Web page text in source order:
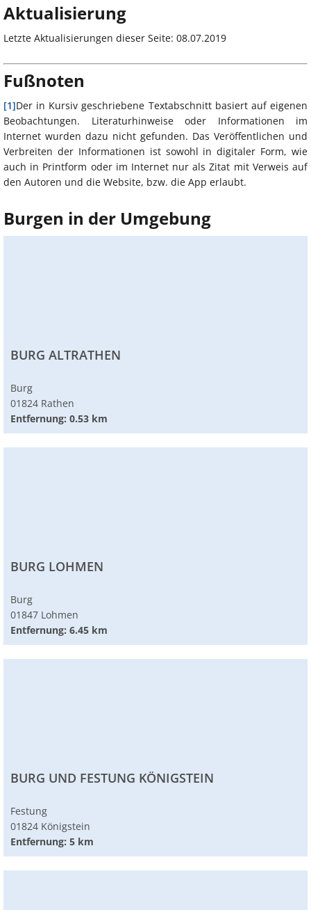
Aktualisierung
Letzte Aktualisierungen dieser Seite: 08.07.2019
Fußnoten
[1]Der in Kursiv geschriebene Textabschnitt basiert auf eigenen
Beobachtungen. Literaturhinweise oder Informationen im
Internet wurden dazu nicht gefunden. Das Veröffentlichen und
Verbreiten der Informationen ist sowohl in digitaler Form, wie
auch in Printform oder im Internet nur als Zitat mit Verweis auf
den Autoren und die Website, bzw. die App erlaubt.
Burgen in der Umgebung
BURG ALTRATHEN
Burg
01824 Rathen
Entfernung: 0.53 km
BURG LOHMEN
Burg
01847 Lohmen
Entfernung: 6.45 km
BURG UND FESTUNG KÖNIGSTEIN
Festung
01824 Königstein
Entfernung: 5 km